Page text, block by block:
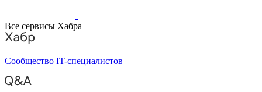
Все сервисы Хабра
Сообщество IT-специалистов